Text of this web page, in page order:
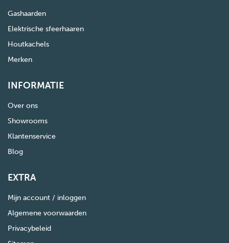
Gashaarden
Elektrische sfeerhaaren
Houtkachels
Merken
INFORMATIE
Over ons
Showrooms
Klantenservice
Blog
EXTRA
Mijn account / inloggen
Algemene voorwaarden
Privacybeleid